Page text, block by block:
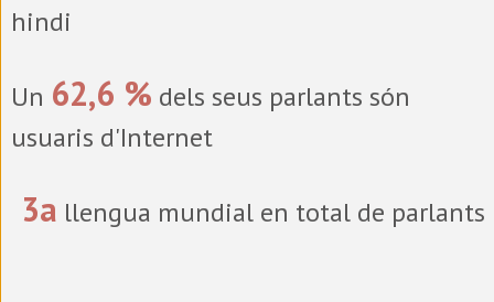
hindi
Un 62,6 % dels seus parlants són
usuaris d'Internet
3a llengua mundial en total de parlants